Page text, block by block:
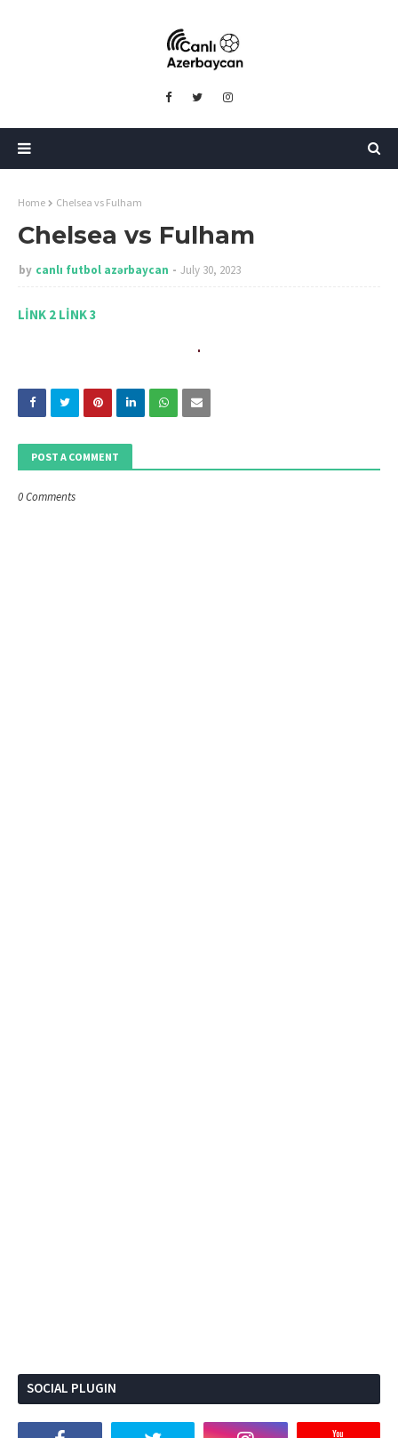
Home Chelsea vs Fulham
Chelsea vs Fulham
by canlı futbol azərbaycan July 30, 2023
LİNK 2 LİNK 3
POST A COMMENT
0 Comments
SOCIAL PLUGIN